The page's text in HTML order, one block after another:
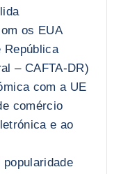
os EUA
República
– CAFTA-DR)
com a UE
comércio
e ao